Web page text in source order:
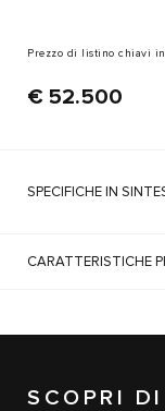
Prezzo di listino chiavi
€ 52.500
SPECIFICHE IN
CARATTERISTICHE
SCOPRI